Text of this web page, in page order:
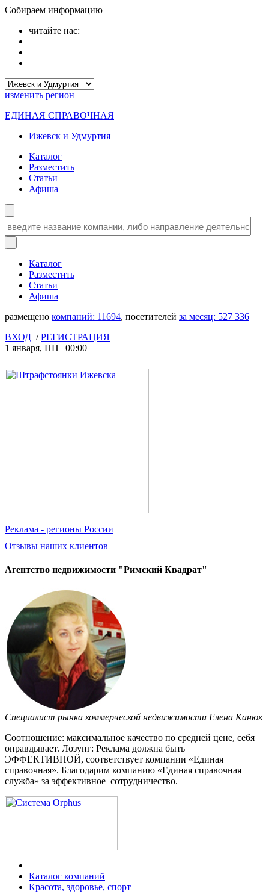
Собираем информацию
читайте нас:
изменить регион
ЕДИНАЯ СПРАВОЧНАЯ
Ижевск и Удмуртия
Каталог
Разместить
Статьи
Афиша
Каталог
Разместить
Статьи
Афиша
размещено компаний: 11694, посетителей за месяц: 527 336
ВХОД /РЕГИСТРАЦИЯ
1 января, ПН | 00:00
Реклама - регионы России
Отзывы наших клиентов
Агентство недвижимости "Римский Квадрат"
Специалист рынка коммерческой недвижимости Елена Канюк
Соотношение: максимальное качество по средней цене, себя
оправдывает. Лозунг: Реклама должна быть
ЭФФЕКТИВНОЙ, соответствует компании «Единая
справочная». Благодарим компанию «Единая справочная
служба» за эффективное сотрудничество.
Каталог компаний
Красота, здоровье, спорт